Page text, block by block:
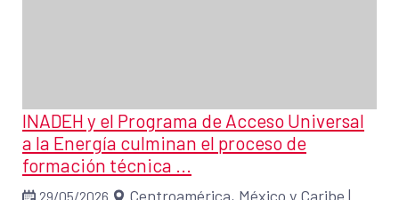
INADEH y el Programa de Acceso Universal
a la Energía culminan el proceso de
formación técnica ...
29/05/2026 Centroamérica, México y Caribe |